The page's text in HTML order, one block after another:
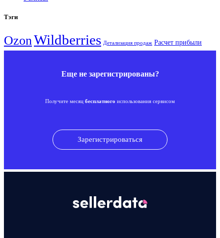
Тэги
OzonWildberries Детализация продаж Расчет прибыли
Еще не зарегистрированы?
Получите месяц бесплатного использования сервисом
Зарегистрироваться